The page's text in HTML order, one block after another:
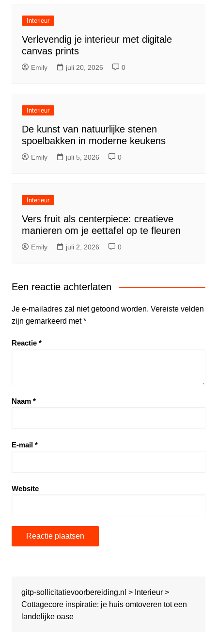
Interieur
Verlevendig je interieur met digitale
canvas prints
Emily juli 20, 2026 0
Interieur
De kunst van natuurlijke stenen
spoelbakken in moderne keukens
Emily juli 5, 2026 0
Interieur
Vers fruit als centerpiece: creatieve
manieren om je eettafel op te fleuren
Emily juli 2, 2026 0
Een reactie achterlaten
Je e-mailadres zal niet getoond worden. Vereiste velden
zijn gemarkeerd met*
Reactie *
Naam *
E-mail *
Website
gitp-sollicitatievoorbereiding.nl > Interieur>
Cottagecore inspiratie: je huis omtoveren tot een
landelijke oase